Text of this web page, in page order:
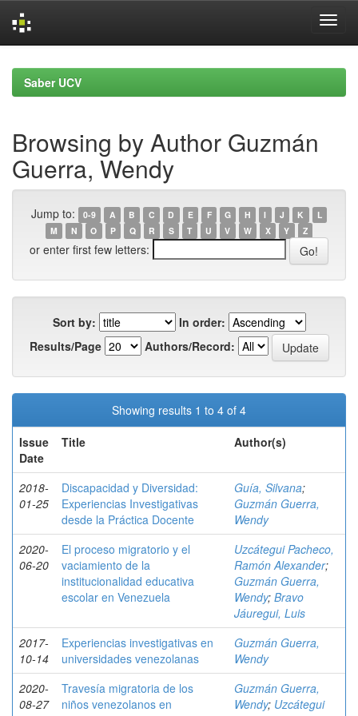
navigationSaber UCV
Browsing by Author Guzmán
Guerra, Wendy
Jump to: 0-9 A B C D E F G H I J K
L
M
N O P Q R S T U V W X Y Z
or enter first few letters:
Sort by:
In order:
Results/Page
Authors/Record:
Showing results 1 to 4 of 4
Issue
Date
Title Author(s)
2018-
01-25
Discapacidad y Diversidad:
Experiencias Investigativas
desde la Práctica Docente
Guía, Silvana;
Guzmán Guerra,
Wendy
2020-
06-20
El proceso migratorio y el
vaciamiento de la
institucionalidad educativa
escolar en Venezuela
Uzcátegui Pacheco,
Ramón Alexander;
Guzmán Guerra,
Wendy; Bravo
Jáuregui, Luis
2017-
10-14
Experiencias investigativas en
universidades venezolanas
Guzmán Guerra,
Wendy
2020-
08-27
Travesía migratoria de los
niños venezolanos en
Guzmán Guerra,
Wendy; Uzcátegui